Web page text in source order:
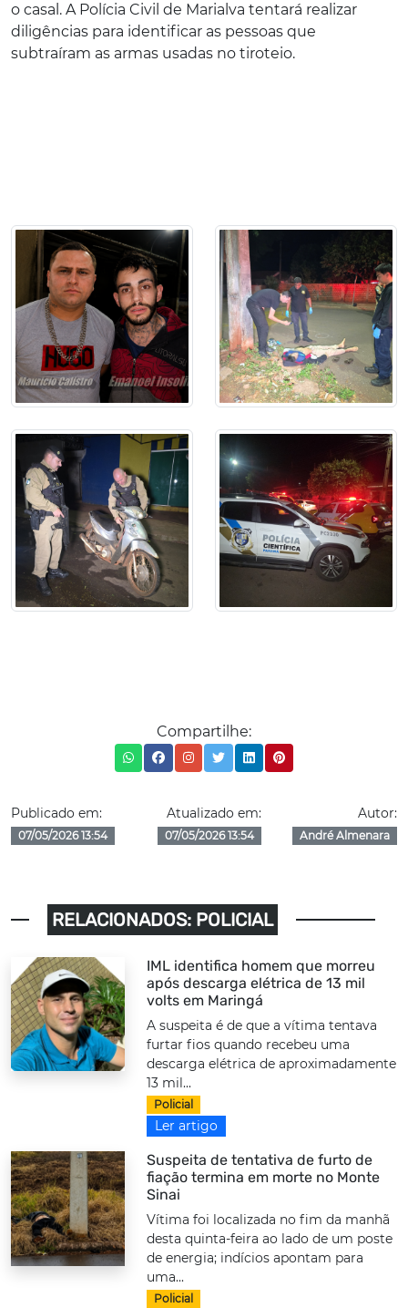
o casal. A Polícia Civil de Marialva tentará realizar
diligências para identificar as pessoas que
subtraíram as armas usadas no tiroteio.
Compartilhe:
Publicado em:
07/05/2026 13:54
Atualizado em:
07/05/2026 13:54
Autor:
André Almenara
RELACIONADOS: POLICIAL
IML identifica homem que morreu
após descarga elétrica de 13 mil
volts em Maringá
A suspeita é de que a vítima tentava
furtar fios quando recebeu uma
descarga elétrica de aproximadamente
13 mil...
Policial
Ler artigo
Suspeita de tentativa de furto de
fiação termina em morte no Monte
Sinai
Vítima foi localizada no fim da manhã
desta quinta-feira ao lado de um poste
de energia; indícios apontam para
uma...
Policial